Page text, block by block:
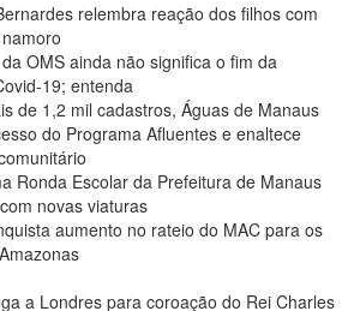
relembra reação dos filhos com
OMS ainda não significa o fim da
19; entenda
de 1,2 mil cadastros, Águas de Manaus
do Programa Afluentes e enaltece
Ronda Escolar da Prefeitura de Manaus
novas viaturas
aumento no rateio do MAC para os
a Londres para coroação do Rei Charles